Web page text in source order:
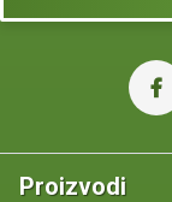
Proizvodi